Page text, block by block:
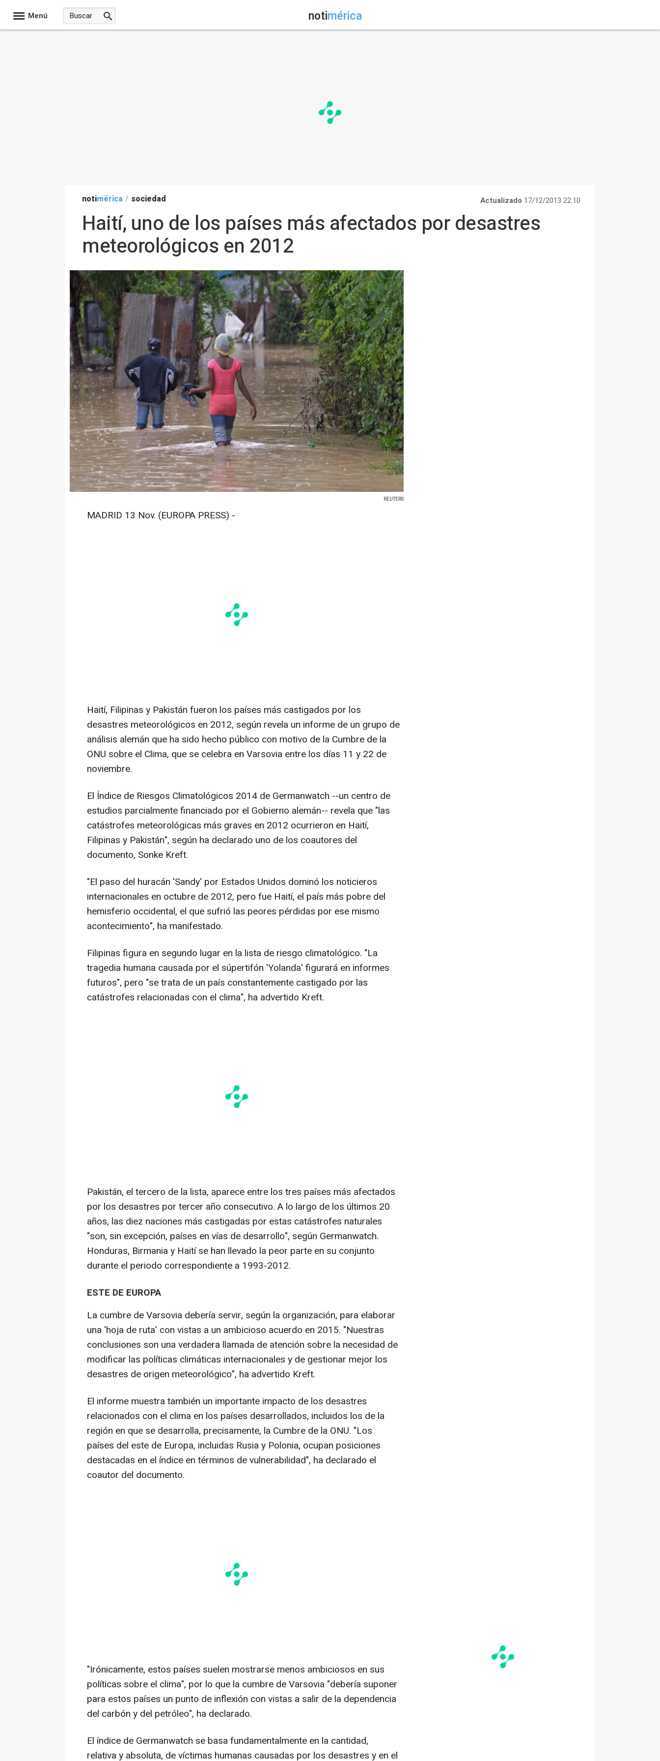
Menú notimérica
notimérica / sociedad Actualizado 17/12/2013 22:10
Haití, uno de los países más afectados por desastres
meteorológicos en 2012
REUTERS
MADRID 13 Nov. (EUROPA PRESS) -
Haití, Filipinas y Pakistán fueron los países más castigados por los
desastres meteorológicos en 2012, según revela un informe de un grupo de
análisis alemán que ha sido hecho público con motivo de la Cumbre de la
ONU sobre el Clima, que se celebra en Varsovia entre los días 11 y 22 de
noviembre.
El Índice de Riesgos Climatológicos 2014 de Germanwatch --un centro de
estudios parcialmente financiado por el Gobierno alemán-- revela que "las
catástrofes meteorológicas más graves en 2012 ocurrieron en Haití,
Filipinas y Pakistán", según ha declarado uno de los coautores del
documento, Sonke Kreft.
"El paso del huracán 'Sandy' por Estados Unidos dominó los noticieros
internacionales en octubre de 2012, pero fue Haití, el país más pobre del
hemisferio occidental, el que sufrió las peores pérdidas por ese mismo
acontecimiento", ha manifestado.
Filipinas figura en segundo lugar en la lista de riesgo climatológico. "La
tragedia humana causada por el súpertifón 'Yolanda' figurará en informes
futuros", pero "se trata de un país constantemente castigado por las
catástrofes relacionadas con el clima", ha advertido Kreft.
Pakistán, el tercero de la lista, aparece entre los tres países más afectados
por los desastres por tercer año consecutivo. A lo largo de los últimos 20
años, las diez naciones más castigadas por estas catástrofes naturales
"son, sin excepción, países en vías de desarrollo", según Germanwatch.
Honduras, Birmania y Haití se han llevado la peor parte en su conjunto
durante el periodo correspondiente a 1993-2012.
ESTE DE EUROPA
La cumbre de Varsovia debería servir, según la organización, para elaborar
una 'hoja de ruta' con vistas a un ambicioso acuerdo en 2015. "Nuestras
conclusiones son una verdadera llamada de atención sobre la necesidad de
modificar las políticas climáticas internacionales y de gestionar mejor los
desastres de origen meteorológico", ha advertido Kreft.
El informe muestra también un importante impacto de los desastres
relacionados con el clima en los países desarrollados, incluidos los de la
región en que se desarrolla, precisamente, la Cumbre de la ONU. "Los
países del este de Europa, incluidas Rusia y Polonia, ocupan posiciones
destacadas en el índice en términos de vulnerabilidad", ha declarado el
coautor del documento.
"Irónicamente, estos países suelen mostrarse menos ambiciosos en sus
políticas sobre el clima", por lo que la cumbre de Varsovia "debería suponer
para estos países un punto de inflexión con vistas a salir de la dependencia
del carbón y del petróleo", ha declarado.
El índice de Germanwatch se basa fundamentalmente en la cantidad,
relativa y absoluta, de víctimas humanas causadas por los desastres y en el